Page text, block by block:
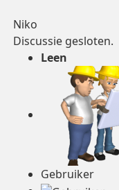
Niko
Discussie gesloten.
Leen
Gebruiker